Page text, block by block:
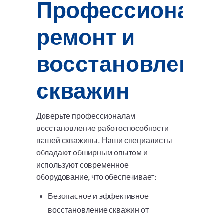
ремонт и
восстановление
скважин
Доверьте профессионалам
восстановление работоспособности
вашей скважины. Наши специалисты
обладают обширным опытом и
используют современное
оборудование, что обеспечивает:
Безопасное и эффективное
восстановление скважин от